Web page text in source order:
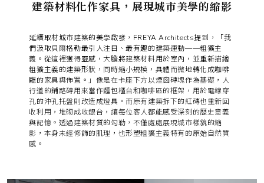
建築材料化作家具，展現城市美學的縮影
延續取材城市建築的美學啟發，FREYA Architects提到，「我
們汲取貝爾格勒最引人注目、最有趣的建築運動——粗獷主
義。從這裡獲得靈感，大膽將建築材料用於室內，並重新描繪
粗獷主義的建築形狀，同時縮小規模，具體而微地轉化成咖啡
廳的家具與佈置。」 像是在卡座下方以煙囪磚塊作為基礎，人
行道的鋪路磚用來當作麵包櫃台和咖啡區的框架，用於電線穿
孔的沖孔托盤則改造成燈具。而原有建築拆下的紅磚也重新回
收利用，堆砌成收銀台，讓每位客人都能感受深刻的歷史意義
與記憶。透過建築材質的勾勒，不僅處處展現城市樣貌的縮
影，本身未經修飾的肌理，也形塑粗獷主義特有的原始自然質
感。